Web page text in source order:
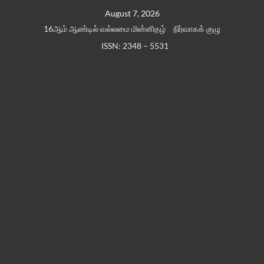
August 7, 2026
16ஆம் ஆண்டில் வல்லமை மின்னிதழ்
நிர்வாகக் குழு
ISSN: 2348 – 5531